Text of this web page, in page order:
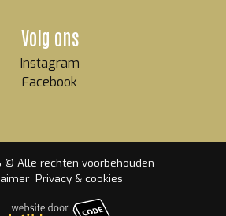
Volg ons
Instagram
Facebook
© Alle rechten voorbehouden
Privacy & cookies